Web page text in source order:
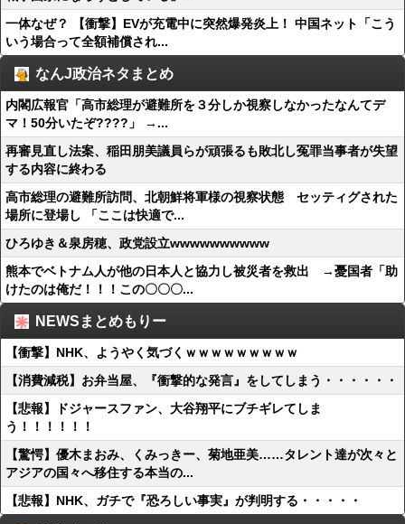
一体なぜ？ 【衝撃】EVが充電中に突然爆発炎上！ 中国ネット「こう
いう場合って全額補償され...
なんJ政治ネタまとめ
内閣広報官「高市総理が避難所を３分しか視察しなかったなんてデ
マ！50分いたぞ????」 →...
再審見直し法案、稲田朋美議員らが頑張るも敗北し冤罪当事者が失望
する内容に終わる
高市総理の避難所訪問、北朝鮮将軍様の視察状態 セッティグされた
場所に登場し 「ここは快適で...
ひろゆき＆泉房穂、政党設立wwwwwwwwww
熊本でベトナム人が他の日本人と協力し被災者を救出 →憂国者「助
けたのは俺だ！！！この〇〇〇...
NEWSまとめもりー
【衝撃】NHK、ようやく気づくｗｗｗｗｗｗｗｗｗ
【消費減税】お弁当屋、『衝撃的な発言』をしてしまう・・・・・・
【悲報】ドジャースファン、大谷翔平にブチギレてしま
う！！！！！！
【驚愕】優木まおみ、くみっきー、菊地亜美……タレント達が次々と
アジアの国々へ移住する本当の...
【悲報】NHK、ガチで『恐ろしい事実』が判明する・・・・・